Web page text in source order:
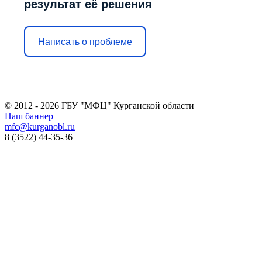
результат её решения
Написать о проблеме
© 2012 - 2026 ГБУ "МФЦ" Курганской области
Наш баннер
mfc@kurganobl.ru
8 (3522) 44-35-36